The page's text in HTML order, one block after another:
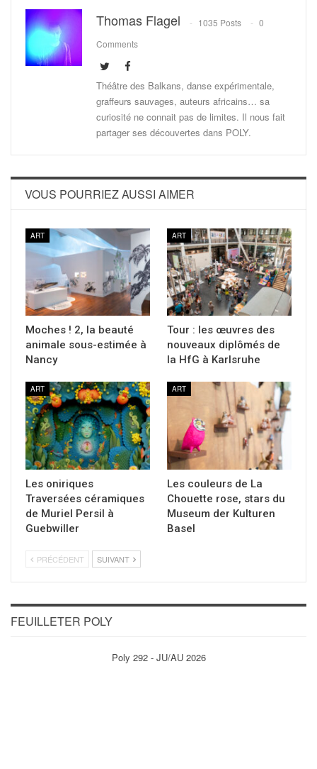
Thomas Flagel 1035 Posts
0
Comments
Théâtre des Balkans, danse expérimentale,
graffeurs sauvages, auteurs africains… sa
curiosité ne connait pas de limites. Il nous fait
partager ses découvertes dans POLY.
VOUS POURRIEZ AUSSI AIMER
ART
Moches ! 2, la beauté
animale sous-estimée à
Nancy
ART
Tour : les œuvres des
nouveaux diplômés de
la HfG à Karlsruhe
ART
Les oniriques
Traversées céramiques
de Muriel Persil à
Guebwiller
ART
Les couleurs de La
Chouette rose, stars du
Museum der Kulturen
Basel
PRÉCÉDENT SUIVANT
FEUILLETER POLY
Poly 292 - JU/AU 2026